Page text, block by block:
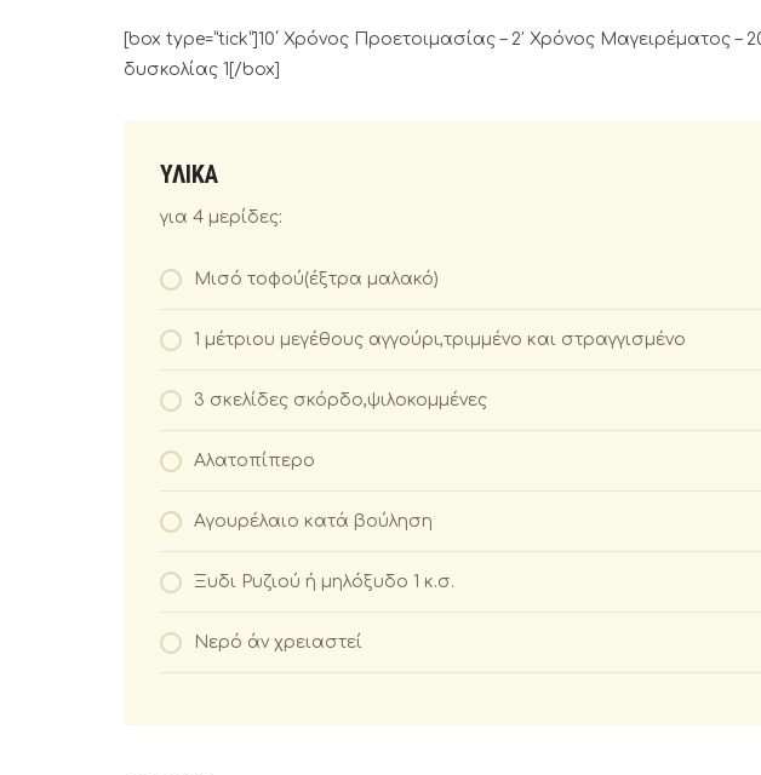
[box type=”tick”]10΄ Χρόνος Προετοιμασίας – 2′ Χρόνος Μαγειρέματος
δυσκολίας 1[/box]
ΥΛΙΚΑ
για 4 μερίδες:
Μισό τοφού(έξτρα μαλακό)
1 μέτριου μεγέθους αγγούρι,τριμμένο και στραγγισμένο
3 σκελίδες σκόρδο,ψιλοκομμένες
Αλατοπίπερο
Αγουρέλαιο κατά βούληση
Ξυδι Ρυζιού ή μηλόξυδο 1 κ.σ.
Νερό άν χρειαστεί